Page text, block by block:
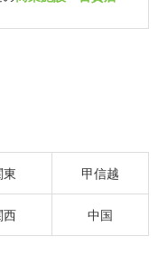
東 甲信越
西 中国